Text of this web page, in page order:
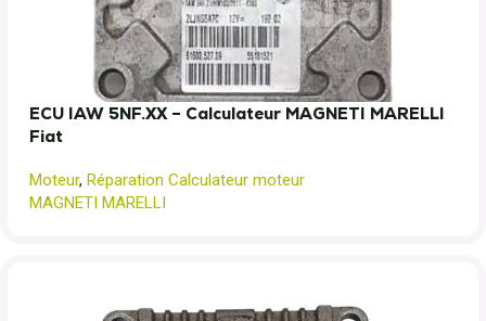
ECU IAW 5NF.XX – Calculateur MAGNETI MARELLI
Fiat
Moteur, Réparation Calculateur moteur
MAGNETI MARELLI